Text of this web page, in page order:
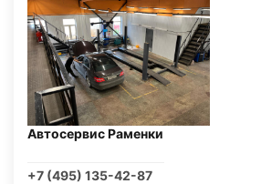
Автосервис Раменки
+7 (495) 135-42-87